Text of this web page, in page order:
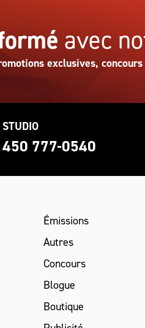
avec
exclusives,
STUDIO
450 777-0540
Émissions
Autres
Concours
Blogue
Boutique